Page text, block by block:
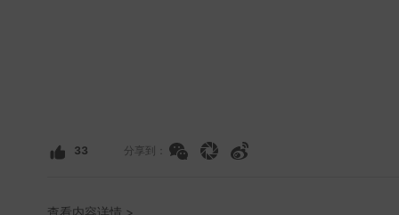
33 分享到：
查看内容详情 >